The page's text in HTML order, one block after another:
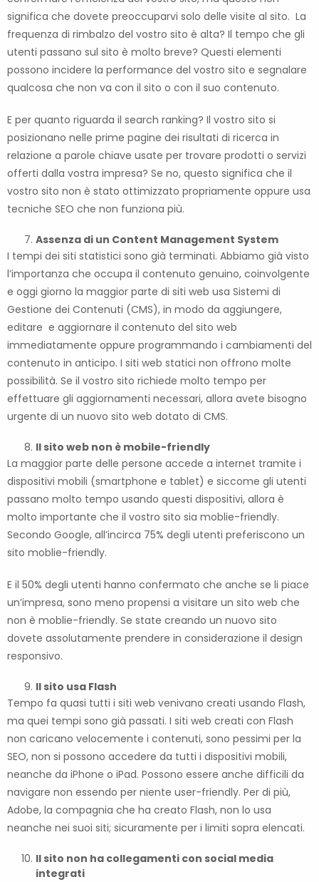
significa che dovete preoccuparvi solo delle visite al sito. La
frequenza di rimbalzo del vostro sito è alta? Il tempo che gli
utenti passano sul sito è molto breve? Questi elementi
possono incidere la performance del vostro sito e segnalare
qualcosa che non va con il sito o con il suo contenuto.
E per quanto riguarda il search ranking? Il vostro sito si
posizionano nelle prime pagine dei risultati di ricerca in
relazione a parole chiave usate per trovare prodotti o servizi
offerti dalla vostra impresa? Se no, questo significa che il
vostro sito non è stato ottimizzato propriamente oppure usa
tecniche SEO che non funziona più.
Assenza di un Content Management System
I tempi dei siti statistici sono già terminati. Abbiamo già visto
l’importanza che occupa il contenuto genuino, coinvolgente
e oggi giorno la maggior parte di siti web usa Sistemi di
Gestione dei Contenuti (CMS), in modo da aggiungere,
editare e aggiornare il contenuto del sito web
immediatamente oppure programmando i cambiamenti del
contenuto in anticipo. I siti web statici non offrono molte
possibilità. Se il vostro sito richiede molto tempo per
effettuare gli aggiornamenti necessari, allora avete bisogno
urgente di un nuovo sito web dotato di CMS.
Il sito web non è mobile-friendly
La maggior parte delle persone accede a internet tramite i
dispositivi mobili (smartphone e tablet) e siccome gli utenti
passano molto tempo usando questi dispositivi, allora è
molto importante che il vostro sito sia moblie-friendly.
Secondo Google, all’incirca 75% degli utenti preferiscono un
sito moblie-friendly.
E il 50% degli utenti hanno confermato che anche se li piace
un’impresa, sono meno propensi a visitare un sito web che
non è moblie-friendly. Se state creando un nuovo sito
dovete assolutamente prendere in considerazione il design
responsivo.
Il sito usa Flash
Tempo fa quasi tutti i siti web venivano creati usando Flash,
ma quei tempi sono già passati. I siti web creati con Flash
non caricano velocemente i contenuti, sono pessimi per la
SEO, non si possono accedere da tutti i dispositivi mobili,
neanche da iPhone o iPad. Possono essere anche difficili da
navigare non essendo per niente user-friendly. Per di più,
Adobe, la compagnia che ha creato Flash, non lo usa
neanche nei suoi siti; sicuramente per i limiti sopra elencati.
Il sito non ha collegamenti con social media
integrati